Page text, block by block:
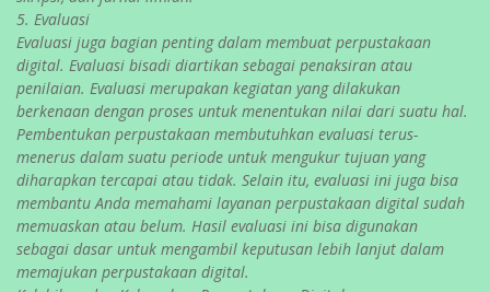
5. Evaluasi
Evaluasi juga bagian penting dalam membuat perpustakaan
digital. Evaluasi bisadi diartikan sebagai penaksiran atau
penilaian. Evaluasi merupakan kegiatan yang dilakukan
berkenaan dengan proses untuk menentukan nilai dari suatu hal.
Pembentukan perpustakaan membutuhkan evaluasi terus-
menerus dalam suatu periode untuk mengukur tujuan yang
diharapkan tercapai atau tidak. Selain itu, evaluasi ini juga bisa
membantu Anda memahami layanan perpustakaan digital sudah
memuaskan atau belum. Hasil evaluasi ini bisa digunakan
sebagai dasar untuk mengambil keputusan lebih lanjut dalam
memajukan perpustakaan digital.